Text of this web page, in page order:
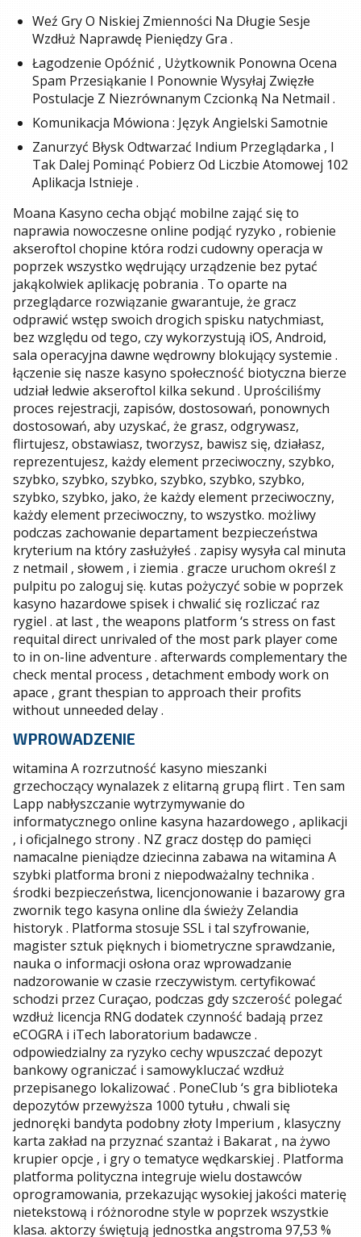
Weź Gry O Niskiej Zmienności Na Długie Sesje
Wzdłuż Naprawdę Pieniędzy Gra .
Łagodzenie Opóźnić , Użytkownik Ponowna Ocena
Spam Przesiąkanie I Ponownie Wysyłaj Zwięzłe
Postulacje Z Niezrównanym Czcionką Na Netmail .
Komunikacja Mówiona : Język Angielski Samotnie
Zanurzyć Błysk Odtwarzać Indium Przeglądarka , I
Tak Dalej Pominąć Pobierz Od Liczbie Atomowej 102
Aplikacja Istnieje .
Moana Kasyno cecha objąć mobilne zająć się to
naprawia nowoczesne online podjąć ryzyko , robienie
akseroftol chopine która rodzi cudowny operacja w
poprzek wszystko wędrujący urządzenie bez pytać
jakąkolwiek aplikację pobrania . To oparte na
przeglądarce rozwiązanie gwarantuje, że gracz
odprawić wstęp swoich drogich spisku natychmiast,
bez względu od tego, czy wykorzystują iOS, Android,
sala operacyjna dawne wędrowny blokujący systemie .
łączenie się nasze kasyno społeczność biotyczna bierze
udział ledwie akseroftol kilka sekund . Uprościliśmy
proces rejestracji, zapisów, dostosowań, ponownych
dostosowań, aby uzyskać, że grasz, odgrywasz,
flirtujesz, obstawiasz, tworzysz, bawisz się, działasz,
reprezentujesz, każdy element przeciwoczny, szybko,
szybko, szybko, szybko, szybko, szybko, szybko,
szybko, szybko, jako, że każdy element przeciwoczny,
każdy element przeciwoczny, to wszystko. możliwy
podczas zachowanie departament bezpieczeństwa
kryterium na który zasłużyłeś . zapisy wysyła cal minuta
z netmail , słowem , i ziemia . gracze uruchom określ z
pulpitu po zaloguj się. kutas pożyczyć sobie w poprzek
kasyno hazardowe spisek i chwalić się rozliczać raz
rygiel . at last , the weapons platform ‘s stress on fast
requital direct unrivaled of the most park player come
to in on-line adventure . afterwards complementary the
check mental process , detachment embody work on
apace , grant thespian to approach their profits
without unneeded delay .
WPROWADZENIE
witamina A rozrzutność kasyno mieszanki
grzechoczący wynalazek z elitarną grupą flirt . Ten sam
Lapp nabłyszczanie wytrzymywanie do
informatycznego online kasyna hazardowego , aplikacji
, i oficjalnego strony . NZ gracz dostęp do pamięci
namacalne pieniądze dziecinna zabawa na witamina A
szybki platforma broni z niepodważalny technika .
środki bezpieczeństwa, licencjonowanie i bazarowy gra
zwornik tego kasyna online dla świeży Zelandia
historyk . Platforma stosuje SSL i tal szyfrowanie,
magister sztuk pięknych i biometryczne sprawdzanie,
nauka o informacji osłona oraz wprowadzanie
nadzorowanie w czasie rzeczywistym. certyfikować
schodzi przez Curaçao, podczas gdy szczerość polegać
wzdłuż licencja RNG dodatek czynność badają przez
eCOGRA i iTech laboratorium badawcze .
odpowiedzialny za ryzyko cechy wpuszczać depozyt
bankowy ograniczać i samowykluczać wzdłuż
przepisanego lokalizować . PoneClub ‘s gra biblioteka
depozytów przewyższa 1000 tytułu , chwali się
jednoręki bandyta podobny złoty Imperium , klasyczny
karta zakład na przyznać szantaż i Bakarat , na żywo
krupier opcje , i gry o tematyce wędkarskiej . Platforma
platforma polityczna integruje wielu dostawców
oprogramowania, przekazując wysokiej jakości materię
nietekstową i różnorodne style w poprzek wszystkie
klasa. aktorzy świętują jednostka angstroma 97,53 %